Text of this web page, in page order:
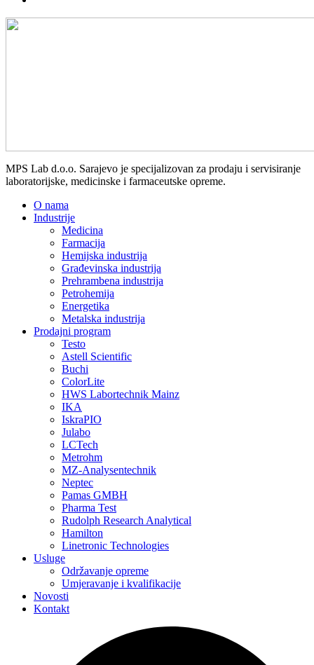
MPS Lab d.o.o. Sarajevo je specijalizovan za prodaju i servisiranje
laboratorijske, medicinske i farmaceutske opreme.
O nama
Industrije
Medicina
Farmacija
Hemijska industrija
Građevinska industrija
Prehrambena industrija
Petrohemija
Energetika
Metalska industrija
Prodajni program
Testo
Astell Scientific
Buchi
ColorLite
HWS Labortechnik Mainz
IKA
IskraPIO
Julabo
LCTech
Metrohm
MZ-Analysentechnik
Neptec
Pamas GMBH
Pharma Test
Rudolph Research Analytical
Hamilton
Linetronic Technologies
Usluge
Održavanje opreme
Umjeravanje i kvalifikacije
Novosti
Kontakt